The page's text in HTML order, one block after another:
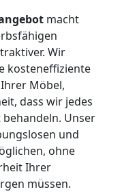
macht
Wir
kosteneffiziente
Möbel,
dass wir jedes
Unser
und
ohne
Ihrer
müssen.